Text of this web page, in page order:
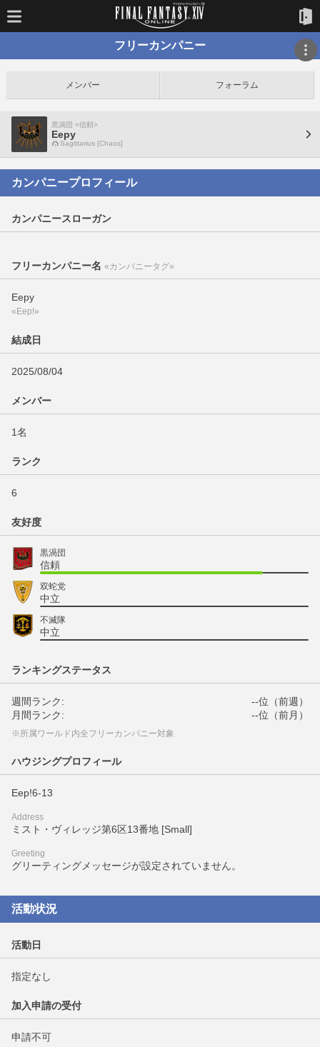
フリーカンパニー
メンバー フォーラム
黒渦団 <信頼>
Eepy
Sagittarius [Chaos]
カンパニープロフィール
カンパニースローガン
フリーカンパニー名 «カンパニータグ»
Eepy
«Eep!»
結成日
2025/08/04
メンバー
1名
ランク
6
友好度
黒渦団
信頼
双蛇党
中立
不滅隊
中立
ランキングステータス
週間ランク:
--位（前週）
月間ランク:
--位（前月）
※所属ワールド内全フリーカンパニー対象
ハウジングプロフィール
Eep!6-13
Address
ミスト・ヴィレッジ第6区13番地 [Small]
Greeting
グリーティングメッセージが設定されていません。
活動状況
活動日
指定なし
加入申請の受付
申請不可